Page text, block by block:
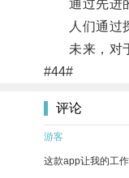
通过先进的
人们通过探
未来，对于
#44#
评论
游客
这款app让我的工